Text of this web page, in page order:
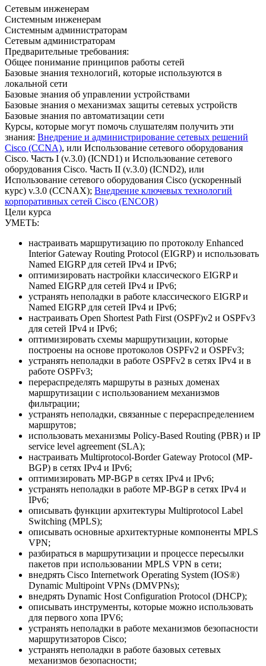
Сетевым инженерам
Системным инженерам
Системным администраторам
Сетевым администраторам
Предварительные требования:
Общее понимание принципов работы сетей
Базовые знания технологий, которые используются в
локальной сети
Базовые знания об управлении устройствами
Базовые знания о механизмах защиты сетевых устройств
Базовые знания по автоматизации сети
Курсы, которые могут помочь слушателям получить эти
знания: Внедрение и администрирование сетевых решений
Cisco (CCNA), или Использование сетевого оборудования
Cisco. Часть I (v.3.0) (ICND1) и Использование сетевого
оборудования Cisco. Часть II (v.3.0) (ICND2), или
Использование сетевого оборудования Cisco (ускоренный
курс) v.3.0 (CCNAX); Внедрение ключевых технологий
корпоративных сетей Cisco (ENCOR)
Цели курса
УМЕТЬ:
настраивать маршрутизацию по протоколу Enhanced
Interior Gateway Routing Protocol (EIGRP) и использовать
Named EIGRP для сетей IPv4 и IPv6;
оптимизировать настройки классического EIGRP и
Named EIGRP для сетей IPv4 и IPv6;
устранять неполадки в работе классического EIGRP и
Named EIGRP для сетей IPv4 и IPv6;
настраивать Open Shortest Path First (OSPF)v2 и OSPFv3
для сетей IPv4 и IPv6;
оптимизировать схемы маршрутизации, которые
построены на основе протоколов OSPFv2 и OSPFv3;
устранять неполадки в работе OSPFv2 в сетях IPv4 и в
работе OSPFv3;
перераспределять маршруты в разных доменах
маршрутизации с использованием механизмов
фильтрации;
устранять неполадки, связанные с перераспределением
маршрутов;
использовать механизмы Policy-Based Routing (PBR) и IP
service level agreement (SLA);
настраивать Multiprotocol-Border Gateway Protocol (MP-
BGP) в сетях IPv4 и IPv6;
оптимизировать MP-BGP в сетях IPv4 и IPv6;
устранять неполадки в работе MP-BGP в сетях IPv4 и
IPv6;
описывать функции архитектуры Multiprotocol Label
Switching (MPLS);
описывать основные архитектурные компоненты MPLS
VPN;
разбираться в маршрутизации и процессе пересылки
пакетов при использовании MPLS VPN в сети;
внедрять Cisco Internetwork Operating System (IOS®)
Dynamic Multipoint VPNs (DMVPNs);
внедрять Dynamic Host Configuration Protocol (DHCP);
описывать инструменты, которые можно использовать
для первого хопа IPV6;
устранять неполадки в работе механизмов безопасности
маршрутизаторов Cisco;
устранять неполадки в работе базовых сетевых
механизмов безопасности;